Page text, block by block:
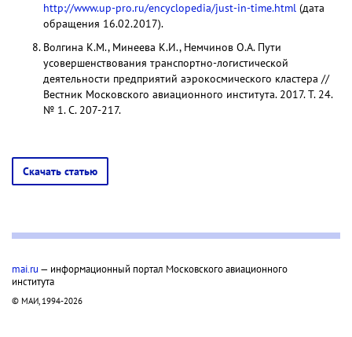
http://www.up-pro.ru/encyclopedia/just-in-time.html (дата
обращения 16.02.2017).
Волгина К.М., Минеева К.И., Немчинов О.А. Пути
усовершенствования транспортно-логистической
деятельности предприятий аэрокосмического кластера //
Вестник Московского авиационного института. 2017. Т. 24.
№ 1. С. 207-217.
Скачать статью
mai.ru — информационный портал Московского авиационного
института
© МАИ, 1994-2026